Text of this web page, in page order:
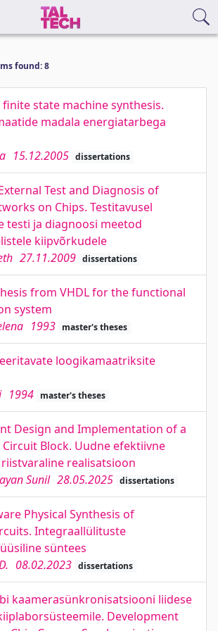
found: 8
state machine synthesis.
madala energiatarbega
15.12.2005 dissertations
Test and Diagnosis of
on Chips. Testitavusel
testi ja diagnoosi meetod
kiipvõrkudele
27.11.2009 dissertations
from VHDL for the functional
system
1993 master's theses
loogikamaatriksite
1994 master's theses
Design and Implementation of a
Block. Uudne efektiivne
realisatsioon
Sunil 28.05.2025 dissertations
Physical Synthesis of
Integraallülituste
süntees
08.02.2023 dissertations
kaamerasünkronisatsiooni liidese
Development